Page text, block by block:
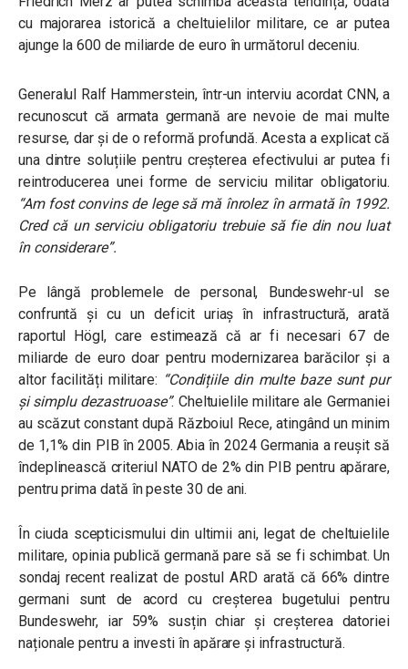
cu majorarea istorică a cheltuielilor militare, ce ar putea
ajunge la 600 de miliarde de euro în următorul deceniu.
Generalul Ralf Hammerstein, într-un interviu acordat CNN, a
recunoscut că armata germană are nevoie de mai multe
resurse, dar și de o reformă profundă. Acesta a explicat că
una dintre soluțiile pentru creșterea efectivului ar putea fi
reintroducerea unei forme de serviciu militar obligatoriu.
“Am fost convins de lege să mă înrolez în armată în 1992.
Cred că un serviciu obligatoriu trebuie să fie din nou luat
în considerare”.
Pe lângă problemele de personal, Bundeswehr-ul se
confruntă și cu un deficit uriaș în infrastructură, arată
raportul Högl, care estimează că ar fi necesari 67 de
miliarde de euro doar pentru modernizarea barăcilor și a
altor facilități militare: “Condițiile din multe baze sunt pur
și simplu dezastruoase”. Cheltuielile militare ale Germaniei
au scăzut constant după Războiul Rece, atingând un minim
de 1,1% din PIB în 2005. Abia în 2024 Germania a reușit să
îndeplinească criteriul NATO de 2% din PIB pentru apărare,
pentru prima dată în peste 30 de ani.
În ciuda scepticismului din ultimii ani, legat de cheltuielile
militare, opinia publică germană pare să se fi schimbat. Un
sondaj recent realizat de postul ARD arată că 66% dintre
germani sunt de acord cu creșterea bugetului pentru
Bundeswehr, iar 59% susțin chiar și creșterea datoriei
naționale pentru a investi în apărare și infrastructură.